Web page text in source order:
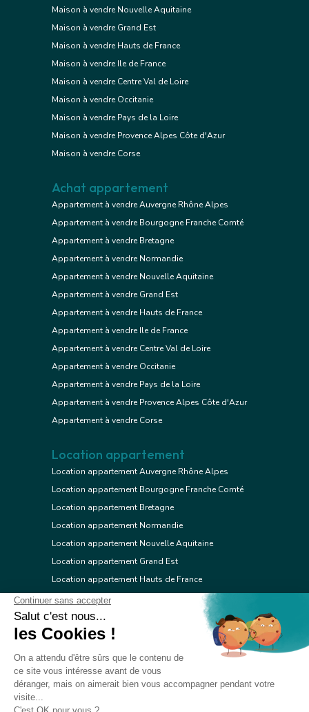
Maison à vendre Nouvelle Aquitaine
Maison à vendre Grand Est
Maison à vendre Hauts de France
Maison à vendre Ile de France
Maison à vendre Centre Val de Loire
Maison à vendre Occitanie
Maison à vendre Pays de la Loire
Maison à vendre Provence Alpes Côte d'Azur
Maison à vendre Corse
Achat appartement
Appartement à vendre Auvergne Rhône Alpes
Appartement à vendre Bourgogne Franche Comté
Appartement à vendre Bretagne
Appartement à vendre Normandie
Appartement à vendre Nouvelle Aquitaine
Appartement à vendre Grand Est
Appartement à vendre Hauts de France
Appartement à vendre Ile de France
Appartement à vendre Centre Val de Loire
Appartement à vendre Occitanie
Appartement à vendre Pays de la Loire
Appartement à vendre Provence Alpes Côte d'Azur
Appartement à vendre Corse
Location appartement
Location appartement Auvergne Rhône Alpes
Location appartement Bourgogne Franche Comté
Location appartement Bretagne
Location appartement Normandie
Location appartement Nouvelle Aquitaine
Location appartement Grand Est
Location appartement Hauts de France
Location appartement Ile de France
Location appartement Centre Val de Loire
Location appartement Occitanie
Location appartement Pays de la Loire
Location appartement Provence Alpes Côte d'Azur
Location appartement Corse